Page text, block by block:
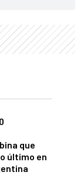
que
último en